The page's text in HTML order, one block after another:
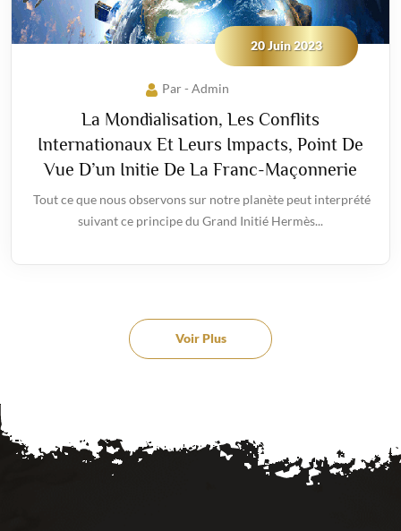
20 Juin 2023
Par - Admin
La Mondialisation, Les Conflits
Internationaux Et Leurs Impacts, Point De
Vue D’un Initie De La Franc-Maçonnerie
Tout ce que nous observons sur notre planète peut interprété
suivant ce principe du Grand Initié Hermès...
Voir Plus